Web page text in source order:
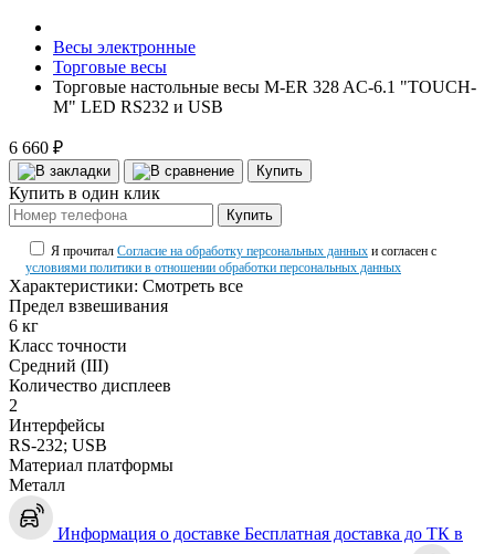
Весы электронные
Торговые весы
Торговые настольные весы M-ER 328 AC-6.1 "TOUCH-
M" LED RS232 и USB
6 660 ₽
Купить
Купить в один клик
Купить
Я прочитал Согласие на обработку персональных данных и согласен с
условиями политики в отношении обработки персональных данных
Характеристики: Смотреть все
Предел взвешивания
6 кг
Класс точности
Средний (III)
Количество дисплеев
2
Интерфейсы
RS-232; USB
Материал платформы
Металл
Информация о доставке Бесплатная доставка до ТК в